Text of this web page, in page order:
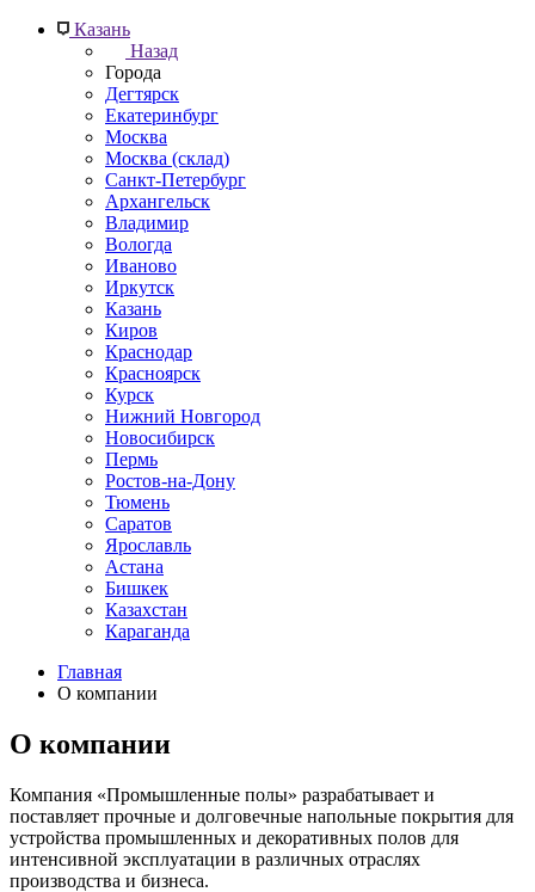
Казань
Назад
Города
Дегтярск
Екатеринбург
Москва
Москва (склад)
Санкт-Петербург
Архангельск
Владимир
Вологда
Иваново
Иркутск
Казань
Киров
Краснодар
Красноярск
Курск
Нижний Новгород
Новосибирск
Пермь
Ростов-на-Дону
Тюмень
Саратов
Ярославль
Астана
Бишкек
Казахстан
Караганда
Главная
О компании
О компании
Компания «Промышленные полы» разрабатывает и
поставляет прочные и долговечные напольные покрытия для
устройства промышленных и декоративных полов для
интенсивной эксплуатации в различных отраслях
производства и бизнеса.